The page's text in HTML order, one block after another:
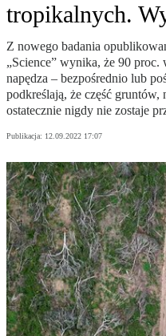
tropikalnych.
Z nowego badania
„Science” wynika, że 90
napędza – bezpośrednio lub
podkreślają, że część
ostatecznie nigdy nie zostaje
Publikacja: 12.09.2022 17:07